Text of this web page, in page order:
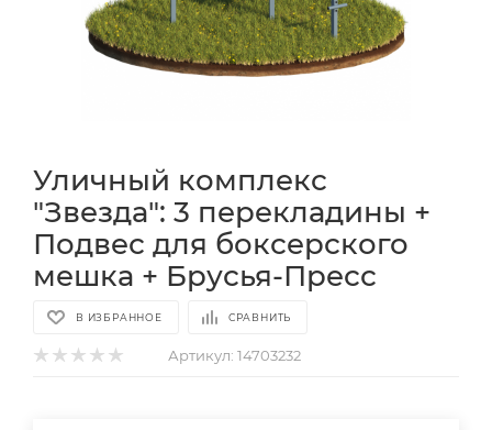
Уличный комплекс
"Звезда": 3 перекладины +
Подвес для боксерского
мешка + Брусья-Пресс
В ИЗБРАННОЕ СРАВНИТЬ
Артикул: 14703232